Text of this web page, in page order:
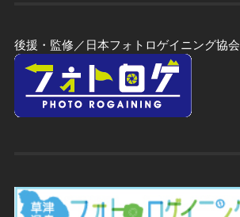
後援・監修／日本フォトロゲイニング協会